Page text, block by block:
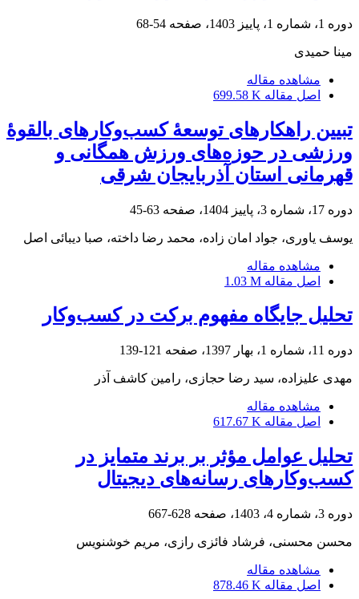
دوره 1، شماره 1، پاییز 1403، صفحه 54-68
مینا حمیدی
مشاهده مقاله
اصل مقاله 699.58 K
تبیین راهکارهای توسعۀ کسب‌وکارهای بالقوۀ
ورزشی در حوزه‌های ورزش همگانی و
قهرمانی استان آذربایجان شرقی
دوره 17، شماره 3، پاییز 1404، صفحه 63-45
یوسف یاوری، جواد امان زاده، محمد رضا داخته، صبا دیبائی اصل
مشاهده مقاله
اصل مقاله 1.03 M
تحلیل جایگاه مفهوم برکت در کسب‌وکار
دوره 11، شماره 1، بهار 1397، صفحه 121-139
مهدی علیزاده، سید رضا حجازی، رامین کاشف آذر
مشاهده مقاله
اصل مقاله 617.67 K
تحلیل عوامل مؤثر بر برند متمایز در
کسب‌وکارهای رسانه‌های دیجیتال
دوره 3، شماره 4، 1403، صفحه 628-667
محسن محسنی، فرشاد فائزی رازی، مریم خوشنویس
مشاهده مقاله
اصل مقاله 878.46 K